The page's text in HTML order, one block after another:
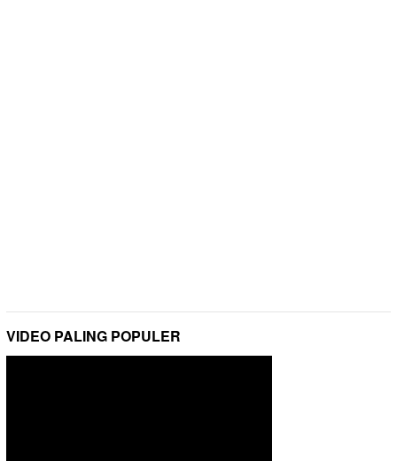
VIDEO PALING POPULER